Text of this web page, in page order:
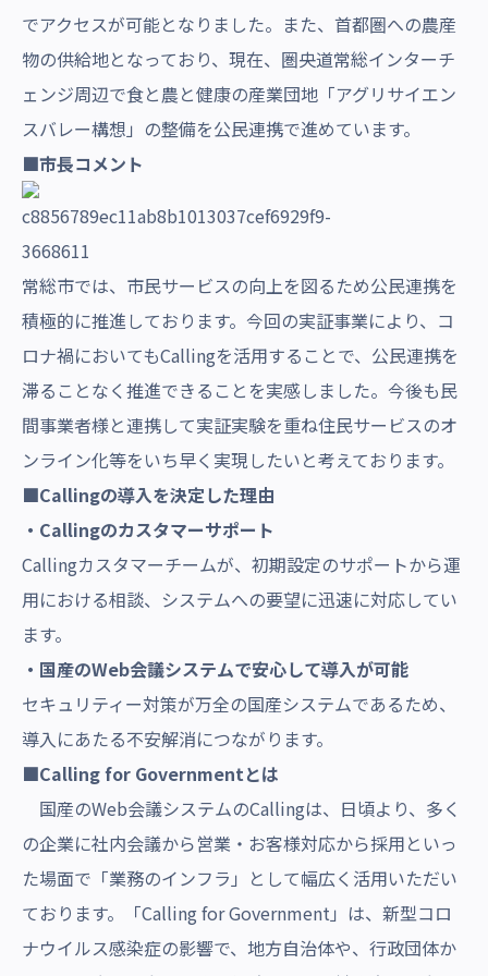
でアクセスが可能となりました。また、首都圏への農産
物の供給地となっており、現在、圏央道常総インターチ
ェンジ周辺で食と農と健康の産業団地「アグリサイエン
スバレー構想」の整備を公民連携で進めています。
■市長コメント
常総市では、市民サービスの向上を図るため公民連携を
積極的に推進しております。今回の実証事業により、コ
ロナ禍においてもCallingを活用することで、公民連携を
滞ることなく推進できることを実感しました。今後も民
間事業者様と連携して実証実験を重ね住民サービスのオ
ンライン化等をいち早く実現したいと考えております。
■Callingの導入を決定した理由
・Callingのカスタマーサポート
Callingカスタマーチームが、初期設定のサポートから運
用における相談、システムへの要望に迅速に対応してい
ます。
・国産のWeb会議システムで安心して導入が可能
セキュリティー対策が万全の国産システムであるため、
導入にあたる不安解消につながります。
■Calling for Governmentとは
国産のWeb会議システムのCallingは、日頃より、多く
の企業に社内会議から営業・お客様対応から採用といっ
た場面で「業務のインフラ」として幅広く活用いただい
ております。「Calling for Government」は、新型コロ
ナウイルス感染症の影響で、地方自治体や、行政団体か